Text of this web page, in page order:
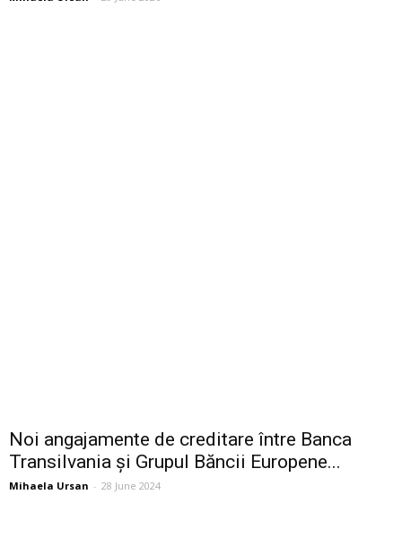
Noi angajamente de creditare între Banca
Transilvania și Grupul Băncii Europene...
Mihaela Ursan - 28 June 2024